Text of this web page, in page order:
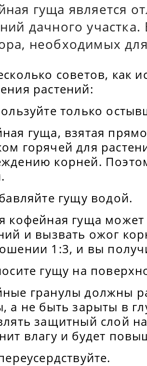
гуща является
дачного
необходимых
советов, как
растений:
только
гуща, взятая
горячей для
корней.
гущу водой.
кофейная гуща
и вызвать ожог
1:3, и вы
гущу на
гранулы должны
а не быть зарыты в
защитный слой
влагу и будет